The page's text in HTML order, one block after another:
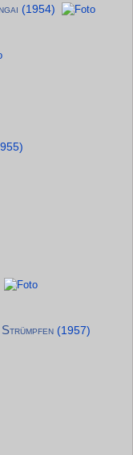
(1954)
Strümpfen (1957)